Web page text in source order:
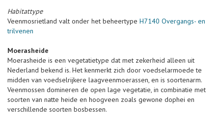
Habitattype
Veenmosrietland valt onder het beheertype H7140 Overgangs- en
trilvenen
Moerasheide
Moerasheide is een vegetatietype dat met zekerheid alleen uit
Nederland bekend is. Het kenmerkt zich door voedselarmoede te
midden van voedselrijkere laagveenmoerassen, en is soortenarm.
Veenmossen domineren de open lage vegetatie, in combinatie met
soorten van natte heide en hoogveen zoals gewone dophei en
verschillende soorten bosbessen.